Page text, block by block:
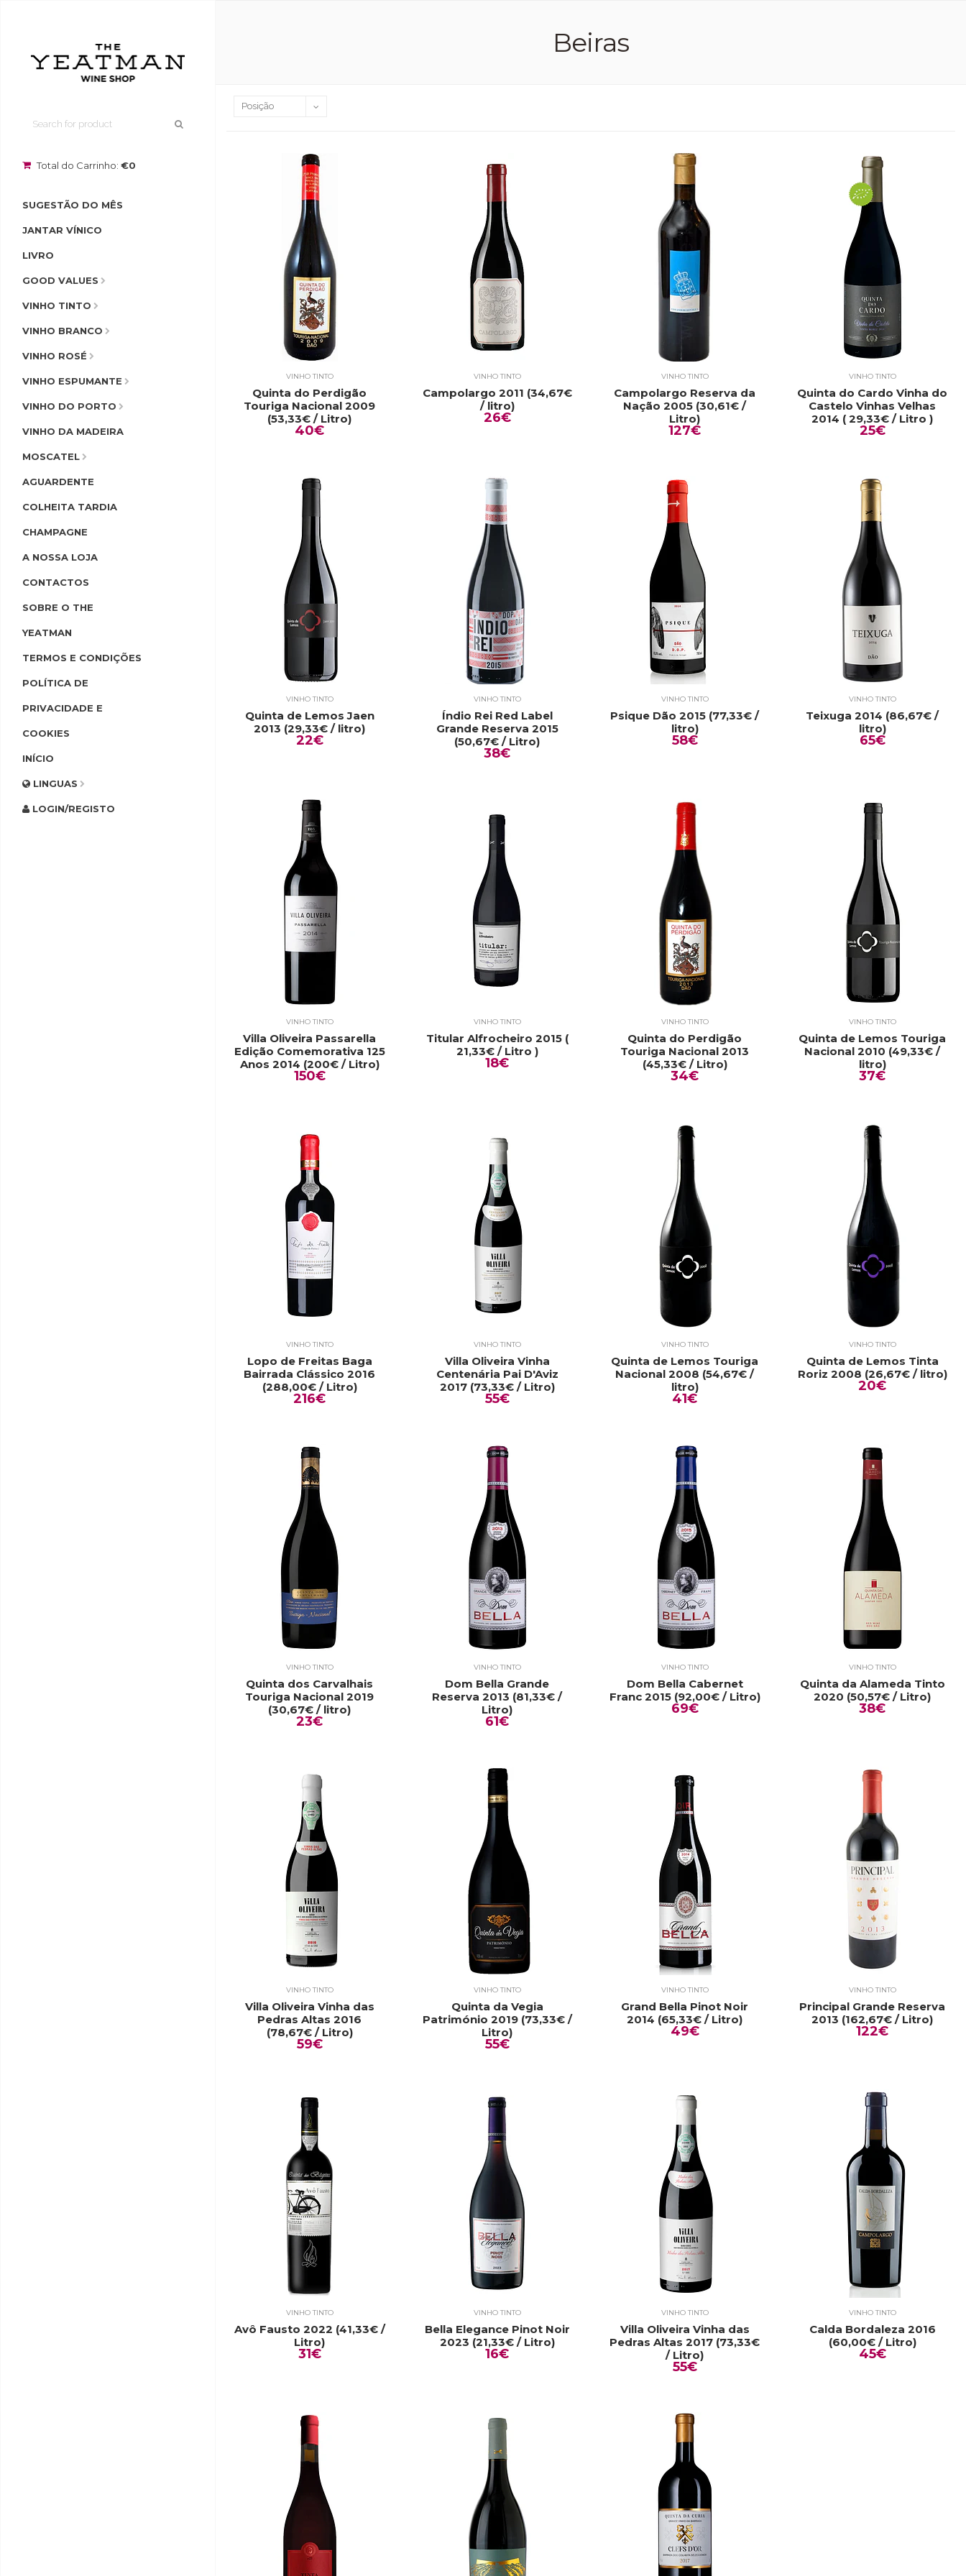
Total do Carrinho: €0
SUGESTÃO DO MÊS
JANTAR VÍNICO
LIVRO
GOOD VALUES
VINHO TINTO
VINHO BRANCO
VINHO ROSÉ
VINHO ESPUMANTE
VINHO DO PORTO
VINHO DA MADEIRA
MOSCATEL
AGUARDENTE
COLHEITA TARDIA
CHAMPAGNE
A NOSSA LOJA
CONTACTOS
SOBRE O THE
YEATMAN
TERMOS E CONDIÇÕES
POLÍTICA DE
PRIVACIDADE E
COOKIES
INÍCIO
LINGUAS
LOGIN/REGISTO
Beiras
VINHO TINTO
Quinta do Perdigão
Touriga Nacional 2009
(53,33€ / Litro)
40€
VINHO TINTO
Campolargo 2011 (34,67€
/ litro)
26€
VINHO TINTO
Campolargo Reserva da
Nação 2005 (30,61€ /
Litro)
127€
VINHO TINTO
Quinta do Cardo Vinha do
Castelo Vinhas Velhas
2014 ( 29,33€ / Litro )
25€
VINHO TINTO
Quinta de Lemos Jaen
2013 (29,33€ / litro)
22€
VINHO TINTO
Índio Rei Red Label
Grande Reserva 2015
(50,67€ / Litro)
38€
VINHO TINTO
Psique Dão 2015 (77,33€ /
litro)
58€
VINHO TINTO
Teixuga 2014 (86,67€ /
litro)
65€
VINHO TINTO
Villa Oliveira Passarella
Edição Comemorativa 125
Anos 2014 (200€ / Litro)
150€
VINHO TINTO
Titular Alfrocheiro 2015 (
21,33€ / Litro )
18€
VINHO TINTO
Quinta do Perdigão
Touriga Nacional 2013
(45,33€ / Litro)
34€
VINHO TINTO
Quinta de Lemos Touriga
Nacional 2010 (49,33€ /
litro)
37€
VINHO TINTO
Lopo de Freitas Baga
Bairrada Clássico 2016
(288,00€ / Litro)
216€
VINHO TINTO
Villa Oliveira Vinha
Centenária Pai D'Aviz
2017 (73,33€ / Litro)
55€
VINHO TINTO
Quinta de Lemos Touriga
Nacional 2008 (54,67€ /
litro)
41€
VINHO TINTO
Quinta de Lemos Tinta
Roriz 2008 (26,67€ / litro)
20€
VINHO TINTO
Quinta dos Carvalhais
Touriga Nacional 2019
(30,67€ / litro)
23€
VINHO TINTO
Dom Bella Grande
Reserva 2013 (81,33€ /
Litro)
61€
VINHO TINTO
Dom Bella Cabernet
Franc 2015 (92,00€ / Litro)
69€
VINHO TINTO
Quinta da Alameda Tinto
2020 (50,57€ / Litro)
38€
VINHO TINTO
Villa Oliveira Vinha das
Pedras Altas 2016
(78,67€ / Litro)
59€
VINHO TINTO
Quinta da Vegia
Património 2019 (73,33€ /
Litro)
55€
VINHO TINTO
Grand Bella Pinot Noir
2014 (65,33€ / Litro)
49€
VINHO TINTO
Principal Grande Reserva
2013 (162,67€ / Litro)
122€
VINHO TINTO
Avô Fausto 2022 (41,33€ /
Litro)
31€
VINHO TINTO
Bella Elegance Pinot Noir
2023 (21,33€ / Litro)
16€
VINHO TINTO
Villa Oliveira Vinha das
Pedras Altas 2017 (73,33€
/ Litro)
55€
VINHO TINTO
Calda Bordaleza 2016
(60,00€ / Litro)
45€